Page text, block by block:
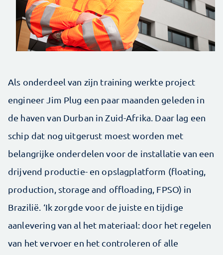
Als onderdeel van zijn training werkte project
engineer Jim Plug een paar maanden geleden in
de haven van Durban in Zuid-Afrika. Daar lag een
schip dat nog uitgerust moest worden met
belangrijke onderdelen voor de installatie van een
drijvend productie- en opslagplatform (floating,
production, storage and offloading, FPSO) in
Brazilië. ‘Ik zorgde voor de juiste en tijdige
aanlevering van al het materiaal: door het regelen
van het vervoer en het controleren of alle